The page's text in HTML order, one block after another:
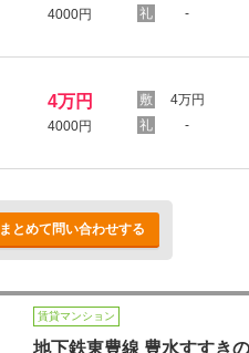
4000円
-
4万円
4000円
4万円
-
まとめて問い合わせする
賃貸マンション
地下鉄東豊線 豊水すすき